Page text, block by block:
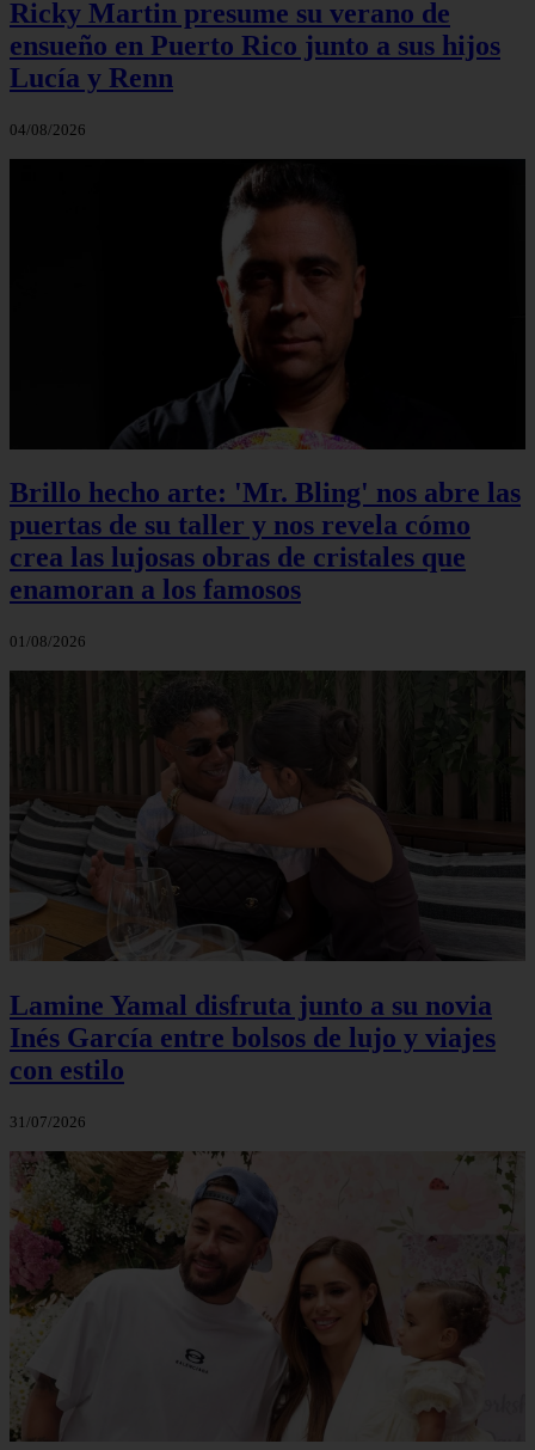
Ricky Martin presume su verano de
ensueño en Puerto Rico junto a sus hijos
Lucía y Renn
04/08/2026
Brillo hecho arte: 'Mr. Bling' nos abre las
puertas de su taller y nos revela cómo
crea las lujosas obras de cristales que
enamoran a los famosos
01/08/2026
Lamine Yamal disfruta junto a su novia
Inés García entre bolsos de lujo y viajes
con estilo
31/07/2026